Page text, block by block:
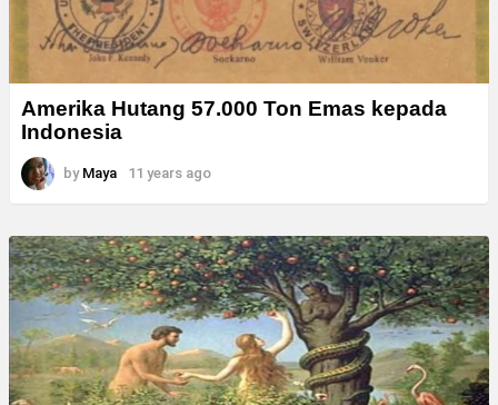
Amerika Hutang 57.000 Ton Emas kepada
Indonesia
by Maya 11 years ago